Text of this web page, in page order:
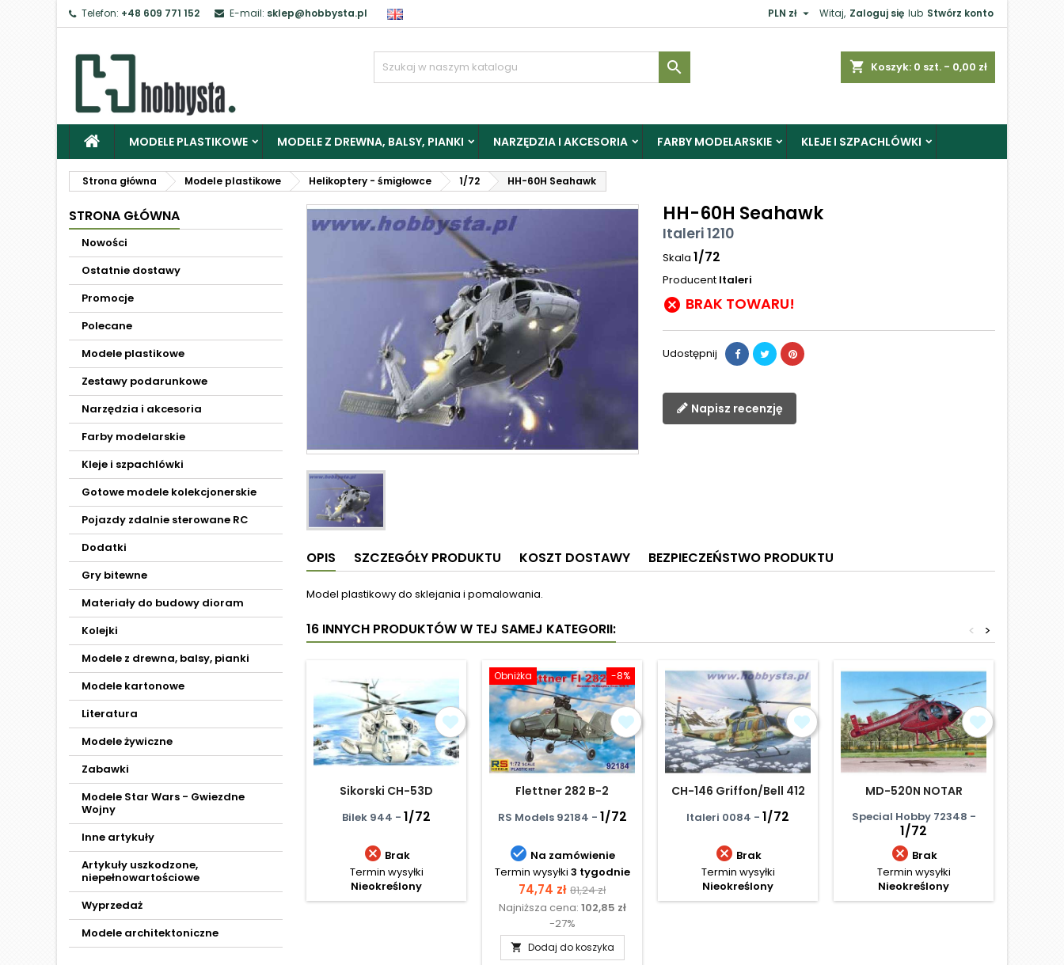
Telefon: +48 609 771 152 E-mail: sklep@hobbysta.pl Witaj, Zaloguj się lub Stwórz konto
PLN zł 
shopping_cart Koszyk: 0 szt. - 0,00 zł

MODELE PLASTIKOWE MODELE Z DREWNA, BALSY, PIANKI NARZĘDZIA I AKCESORIA FARBY MODELARSKIE KLEJE I SZPACHLÓWKI
Strona główna Modele plastikowe Helikoptery - śmigłowce 1/72 HH-60H Seahawk
STRONA GŁÓWNA
Nowości
Ostatnie dostawy
Promocje
Polecane
Modele plastikowe
Zestawy podarunkowe
Narzędzia i akcesoria
Farby modelarskie
Kleje i szpachlówki
Gotowe modele kolekcjonerskie
Pojazdy zdalnie sterowane RC
Dodatki
Gry bitewne
Materiały do budowy dioram
Kolejki
Modele z drewna, balsy, pianki
Modele kartonowe
Literatura
Modele żywiczne
Zabawki
Modele Star Wars - Gwiezdne
Wojny
Inne artykuły
Artykuły uszkodzone,
niepełnowartościowe
Wyprzedaż
Modele architektoniczne
HH-60H Seahawk
Italeri 1210
Skala 1/72
Producent Italeri
 BRAK TOWARU!
Udostępnij
Napisz recenzję
OPIS SZCZEGÓŁY PRODUKTU KOSZT DOSTAWY BEZPIECZEŃSTWO PRODUKTU
Model plastikowy do sklejania i pomalowania.
16 INNYCH PRODUKTÓW W TEJ SAMEJ KATEGORII: >
<
Sikorski CH-53D
Bilek 944 - 1/72
 Brak
Termin wysyłki
Nieokreślony
-8%
Obniżka
Flettner 282 B-2
RS Models 92184 - 1/72
 Na zamówienie
Termin wysyłki 3 tygodnie
Cena
74,74 zł Cena
podstawowa
81,24 zł
Najniższa cena: 102,85 zł
-27%
 Dodaj do koszyka
CH-146 Griffon/Bell 412
Italeri 0084 - 1/72
 Brak
Termin wysyłki
Nieokreślony
MD-520N NOTAR
Special Hobby 72348 -
1/72
 Brak
Termin wysyłki
Nieokreślony